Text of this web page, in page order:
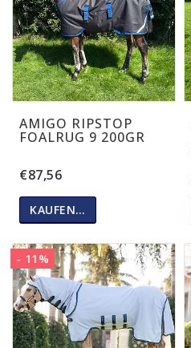
AMIGO RIPSTOP
FOALRUG 9 200GR
€87,56
KAUFEN…
- 11%